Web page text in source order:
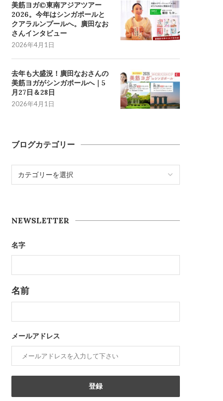
美筋ヨガ©東南アジアツアー
2026。今年はシンガポールと
クアラルンプールへ。廣田なお
さんインタビュー
2026年4月1日
去年も大盛況！廣田なおさんの
美筋ヨガがシンガポールへ｜5
月27日＆28日
2026年4月1日
ブログカテゴリー
NEWSLETTER
名字
名前
メールアドレス